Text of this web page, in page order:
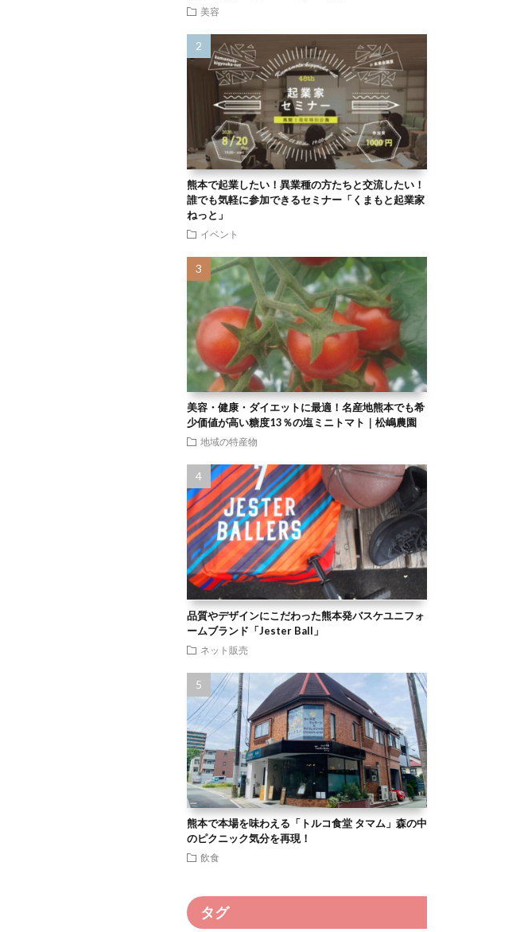
美容
熊本で起業したい！異業種の方たちと交流したい！
誰でも気軽に参加できるセミナー「くまもと起業家
ねっと」
イベント
美容・健康・ダイエットに最適！名産地熊本でも希
少価値が高い糖度13％の塩ミニトマト｜松嶋農園
地域の特産物
品質やデザインにこだわった熊本発バスケユニフォ
ームブランド「Jester Ball」
ネット販売
熊本で本場を味わえる「トルコ食堂 タマム」森の中
のピクニック気分を再現！
飲食
タグ